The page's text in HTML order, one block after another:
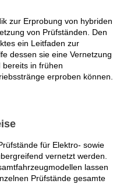
zur Erprobung von hybriden
von Prüfständen. Den
ein Leitfaden zur
dessen sie eine Vernetzung
in frühen
erproben können.
für Elektro- sowie
vernetzt werden.
lassen
Prüfstände gesamte